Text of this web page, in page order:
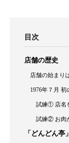
目次
店舗の歴史
店舗の始まり
1976年７月
試練① 店名
試練② お肉
「どんどん